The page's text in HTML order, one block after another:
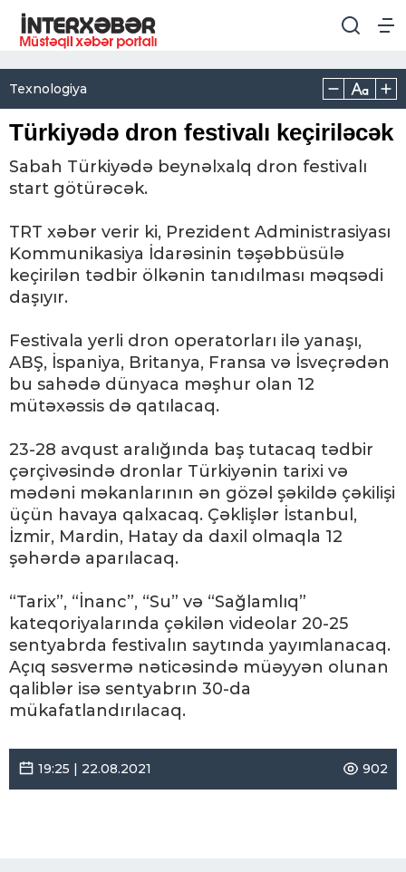
Texnologiya
Türkiyədə dron festivalı keçiriləcək
Sabah Türkiyədə beynəlxalq dron festivalı
start götürəcək.
TRT xəbər verir ki, Prezident Administrasiyası
Kommunikasiya İdarəsinin təşəbbüsülə
keçirilən tədbir ölkənin tanıdılması məqsədi
daşıyır.
Festivala yerli dron operatorları ilə yanaşı,
ABŞ, İspaniya, Britanya, Fransa və İsveçrədən
bu sahədə dünyaca məşhur olan 12
mütəxəssis də qatılacaq.
23-28 avqust aralığında baş tutacaq tədbir
çərçivəsində dronlar Türkiyənin tarixi və
mədəni məkanlarının ən gözəl şəkildə çəkilişi
üçün havaya qalxacaq. Çəklişlər İstanbul,
İzmir, Mardin, Hatay da daxil olmaqla 12
şəhərdə aparılacaq.
“Tarix”, “İnanc”, “Su” və “Sağlamlıq”
kateqoriyalarında çəkilən videolar 20-25
sentyabrda festivalın saytında yayımlanacaq.
Açıq səsvermə nəticəsində müəyyən olunan
qaliblər isə sentyabrın 30-da
mükafatlandırılacaq.
19:25 | 22.08.2021 902